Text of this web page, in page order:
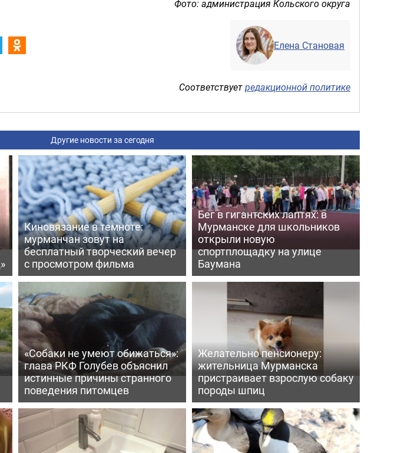
Фото: администрация Кольского округа
Елена Становая
Соответствуетредакционной политике
Другие новости за сегодня
Киновязание в темноте:
мурманчан зовут на
бесплатный творческий вечер
с просмотром фильма
Бег в гигантских лаптях: в
Мурманске для школьников
открыли новую
спортплощадку на улице
Баумана
«Собаки не умеют обижаться»:
глава РКФ Голубев объяснил
истинные причины странного
поведения питомцев
Желательно пенсионеру:
жительница Мурманска
пристраивает взрослую собаку
породы шпиц